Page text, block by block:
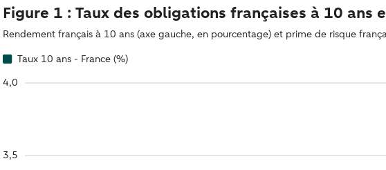
Figure 1 : Taux des obligations françaises à 10
Rendement français à 10 ans (axe gauche, en pourcentage) et prime de risque
Taux 10 ans - France (%)
3,5
4,0